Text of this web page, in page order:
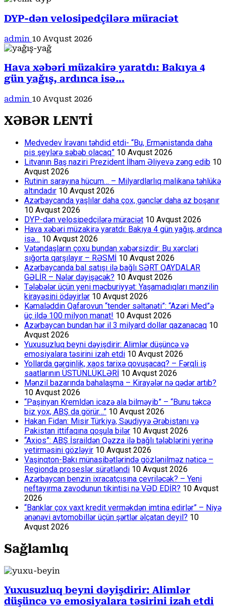
DYP-dən velosipedçilərə müraciət
admin 10 Avqust 2026
Hava xəbəri müzakirə yaratdı: Bakıya 4
gün yağış, ardınca isə…
admin 10 Avqust 2026
XƏBƏR LENTİ
Medvedev İrəvanı təhdid etdi- “Bu, Ermənistanda daha
pis şeylərə səbəb olacaq” 10 Avqust 2026
Litvanın Baş naziri Prezident İlham Əliyevə zəng edib 10
Avqust 2026
Rutinin sarayına hücum… – Milyardlarlıq malikanə təhlükə
altındadır 10 Avqust 2026
Azərbaycanda yaşlılar daha çox, gənclər daha az boşanır
10 Avqust 2026
DYP-dən velosipedçilərə müraciət 10 Avqust 2026
Hava xəbəri müzakirə yaratdı: Bakıya 4 gün yağış, ardınca
isə… 10 Avqust 2026
Vətəndaşların çoxu bundan xəbərsizdir: Bu xərcləri
sığorta qarşılayır – RƏSMİ 10 Avqust 2026
Azərbaycanda bal satışı ilə bağlı SƏRT QAYDALAR
GƏLİR – Nələr dəyişəcək? 10 Avqust 2026
Tələbələr üçün yeni məcburiyyət: Yaşamadıqları mənzilin
kirayəsini ödəyirlər 10 Avqust 2026
Kəmaləddin Qafarovun “tender səltənəti”: “Azəri Med”ə
üç ildə 100 milyon manat! 10 Avqust 2026
Azərbaycan bundan hər il 3 milyard dollar qazanacaq 10
Avqust 2026
Yuxusuzluq beyni dəyişdirir: Alimlər düşüncə və
emosiyalara təsirini izah etdi 10 Avqust 2026
Yollarda gərginlik, xaos tarixə qovuşacaq? – Fərqli iş
saatlarının ÜSTÜNLÜKLƏRİ 10 Avqust 2026
Mənzil bazarında bahalaşma – Kirayələr nə qədər artıb?
10 Avqust 2026
“Paşinyan Kremldən icazə ala bilməyib” – “Bunu təkcə
biz yox, ABŞ da görür…” 10 Avqust 2026
Hakan Fidan: Misir Türkiyə, Səudiyyə Ərəbistanı və
Pakistan ittifaqına qoşula bilər 10 Avqust 2026
“Axios”: ABŞ İsraildən Qəzza ilə bağlı tələblərini yerinə
yetirməsini gözləyir 10 Avqust 2026
Vaşinqton-Bakı münasibətlərində gözlənilməz nəticə –
Regionda proseslər sürətləndi 10 Avqust 2026
Azərbaycan benzin ixracatçısına çevriləcək? – Yeni
neftayırma zavodunun tikintisi nə VƏD EDİR? 10 Avqust
2026
“Banklar çox vaxt kredit verməkdən imtina edirlər” – Niyə
ənənəvi avtomobillər üçün şərtlər əlçatan deyil? 10
Avqust 2026
Sağlamlıq
Yuxusuzluq beyni dəyişdirir: Alimlər
düşüncə və emosiyalara təsirini izah etdi